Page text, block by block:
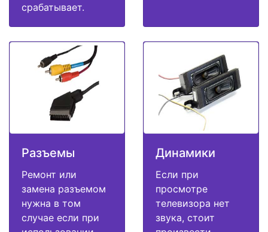
срабатывает.
Разъемы
Ремонт или
замена разъемом
нужна в том
случае если при
Динамики
Если при
просмотре
телевизора нет
звука, стоит